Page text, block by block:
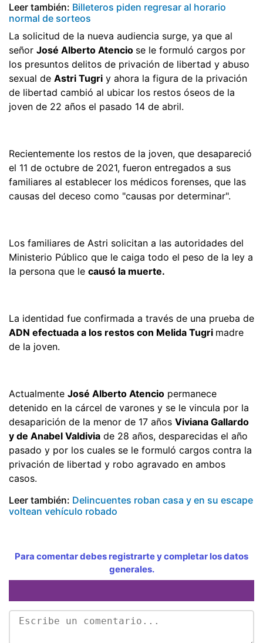
Leer también: Billeteros piden regresar al horario
normal de sorteos
La solicitud de la nueva audiencia surge, ya que al
señor José Alberto Atencio se le formuló cargos por
los presuntos delitos de privación de libertad y abuso
sexual de Astri Tugri y ahora la figura de la privación
de libertad cambió al ubicar los restos óseos de la
joven de 22 años el pasado 14 de abril.
Recientemente los restos de la joven, que desapareció
el 11 de octubre de 2021, fueron entregados a sus
familiares al establecer los médicos forenses, que las
causas del deceso como "causas por determinar".
Los familiares de Astri solicitan a las autoridades del
Ministerio Público que le caiga todo el peso de la ley a
la persona que le causó la muerte.
La identidad fue confirmada a través de una prueba de
ADN efectuada a los restos con Melida Tugri madre
de la joven.
Actualmente José Alberto Atencio permanece
detenido en la cárcel de varones y se le vincula por la
desaparición de la menor de 17 años Viviana Gallardo
y de Anabel Valdivia de 28 años, desparecidas el año
pasado y por los cuales se le formuló cargos contra la
privación de libertad y robo agravado en ambos
casos.
Leer también: Delincuentes roban casa y en su escape
voltean vehículo robado
Para comentar debes registrarte y completar los datos
generales.